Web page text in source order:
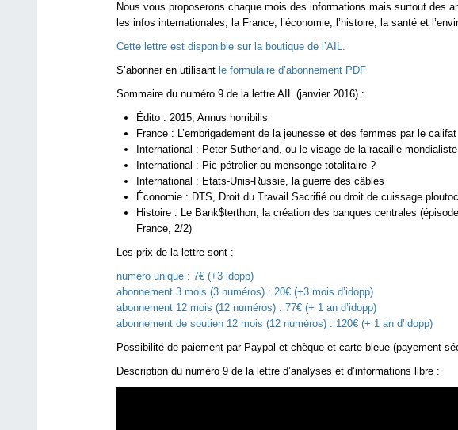
Nous vous proposerons chaque mois des informations mais surtout des
les infos internationales, la France, l’économie, l’histoire, la santé et
Cette lettre est disponible sur la boutique de l’AIL.
S’abonner en utilisant le formulaire d’abonnement PDF
Sommaire du numéro 9 de la lettre AIL (janvier 2016) :
Édito : 2015, Annus horribilis
France : L’embrigadement de la jeunesse et des femmes par le califat
International : Peter Sutherland, ou le visage de la racaille mondialiste
International : Pic pétrolier ou mensonge totalitaire ?
International : Etats-Unis-Russie, la guerre des câbles
Économie : DTS, Droit du Travail Sacrifié ou droit de cuissage
Histoire : Le Bank$terthon, la création des banques centrales
France, 2/2)
Les prix de la lettre sont :
numéro unique : 7€ (+3 idopp)
abonnement 3 mois (3 numéros) : 20€ (+3 mois d’idopp)
abonnement 12 mois (12 numéros) : 77€ (+ 1 an d’idopp)
abonnement de soutien 12 mois (12 numéros) : 120€ (+ 1 an d’idopp)
Possibilité de paiement par Paypal et chèque et carte bleue (payement
Description du numéro 9 de la lettre d’analyses et d’informations libre :